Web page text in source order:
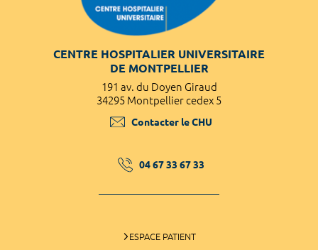
CENTRE HOSPITALIER UNIVERSITAIRE
DE MONTPELLIER
191 av. du Doyen Giraud
34295 Montpellier cedex 5
Contacter le CHU
04 67 33 67 33
ESPACE PATIENT